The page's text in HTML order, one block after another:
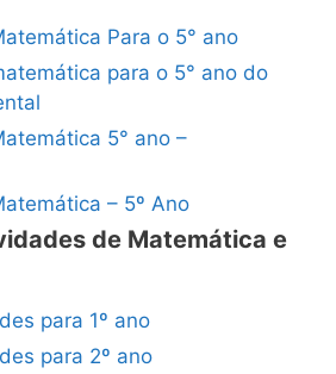
Para o 5° ano
para o 5° ano do
5° ano –
– 5º Ano
de Matemática e
para 1º ano
para 2º ano